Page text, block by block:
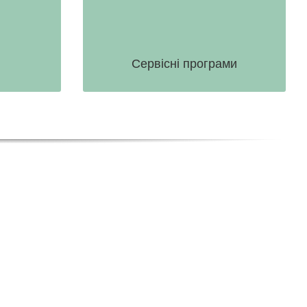
Сервісні програми